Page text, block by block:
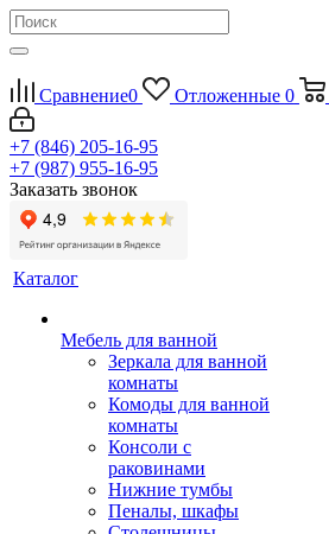
Сравнение0 Отложенные 0
+7 (846) 205-16-95
+7 (987) 955-16-95
Заказать звонок
Каталог
Мебель для ванной
Зеркала для ванной
комнаты
Комоды для ванной
комнаты
Консоли с
раковинами
Нижние тумбы
Пеналы, шкафы